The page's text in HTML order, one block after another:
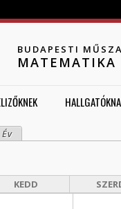
BUDAPESTI
MATEMATIKA
Év
KEDD